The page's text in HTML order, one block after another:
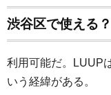
渋谷区で使える？
利用可能だ。LUUP
いう経緯がある。